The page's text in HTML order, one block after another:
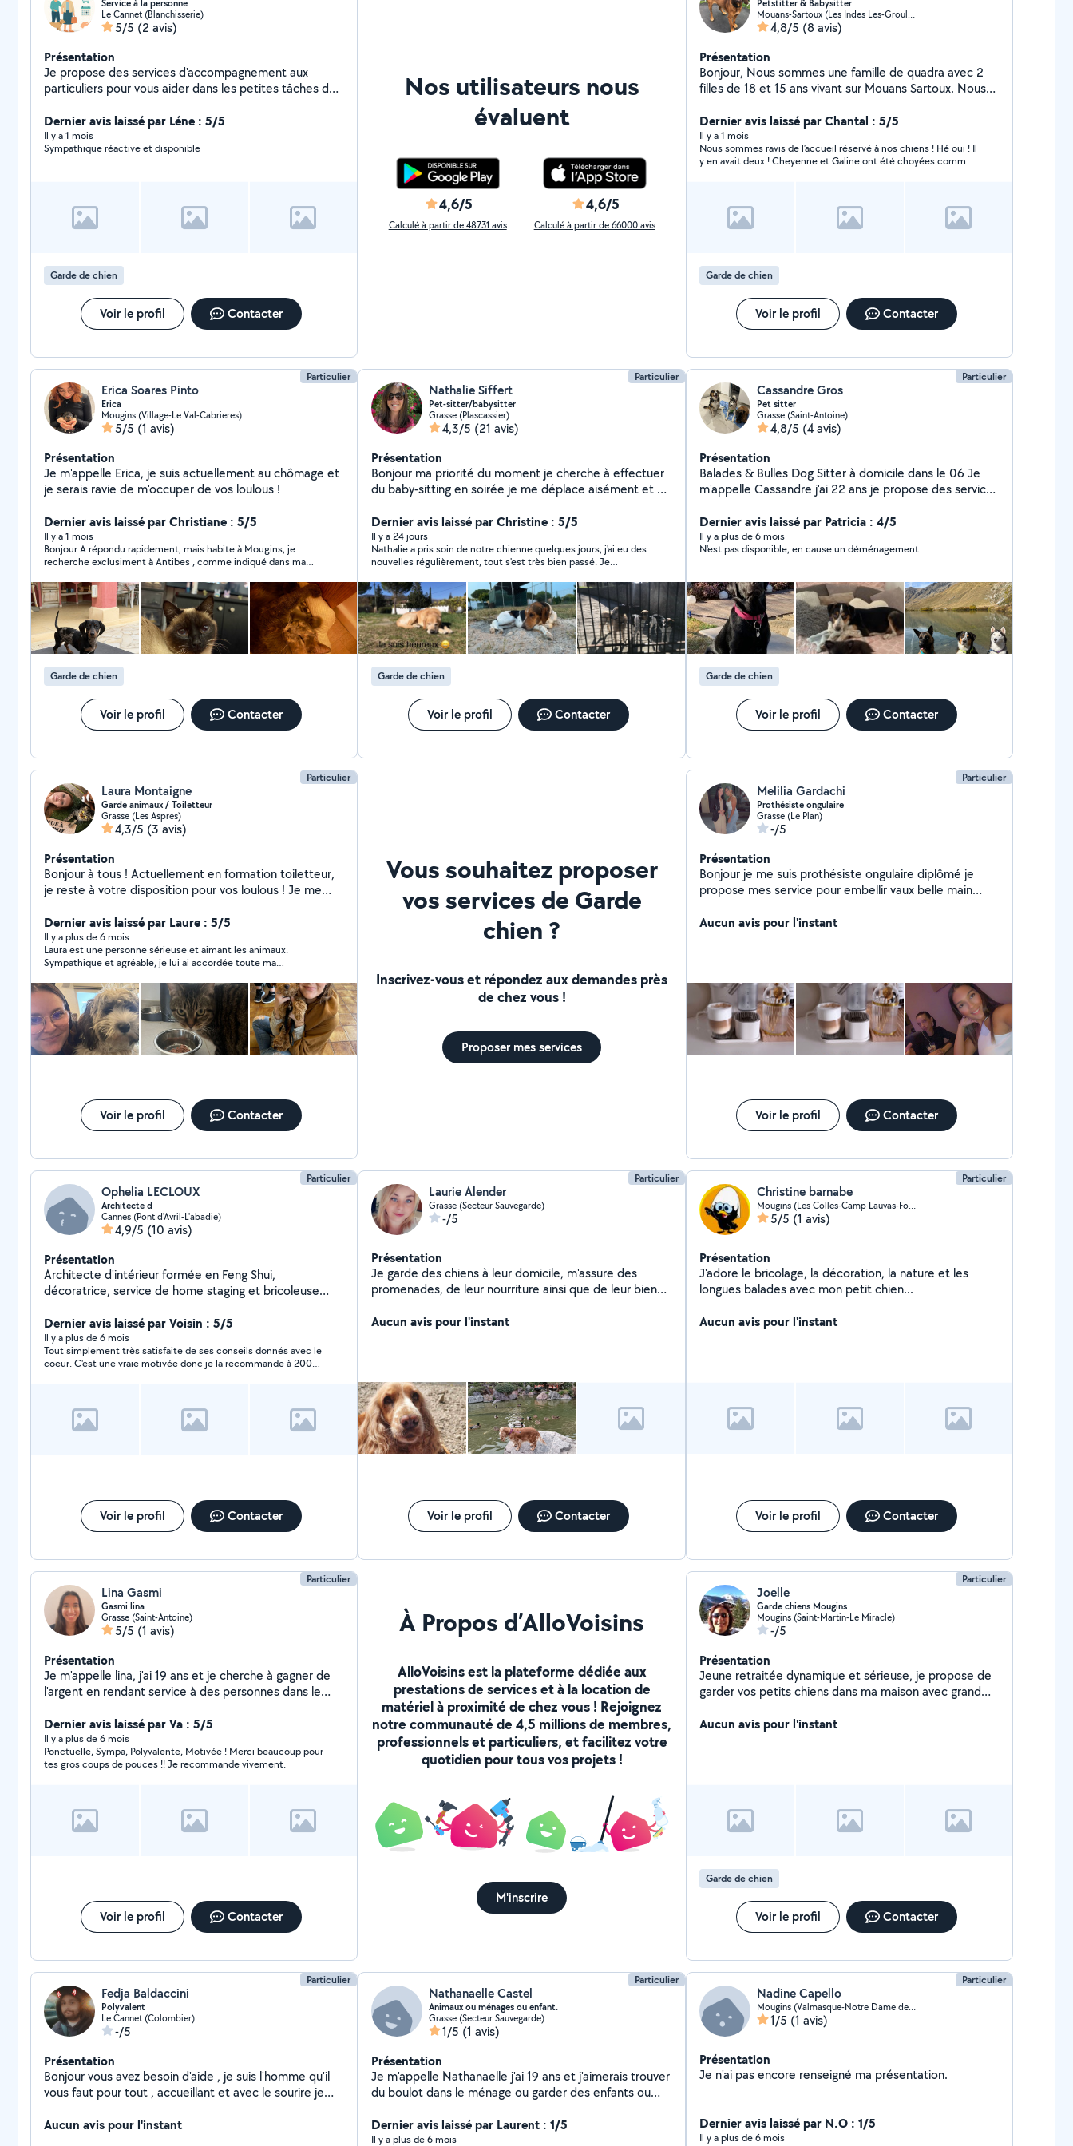
Service à la personne
Le Cannet (Blanchisserie)
5/5 (2 avis)
Présentation
Je propose des services d'accompagnement aux
particuliers pour vous aider dans les petites tâches du
d'animaux Accompagnement aux rendez-vous
médicaux Courses et petites commissions Soutien
dans les démarches administratives N'hésitez pas à me
Dernier avis laissé par Léne : 5/5
Il y a 1 mois
Sympathique réactive et disponible
Garde de chien
Voir le profil Contacter
Nos utilisateurs nous
évaluent
4,6/5
Calculé à partir de 48731 avis
4,6/5
Calculé à partir de 66000 avis
Petstitter & Babysitter
Mouans-Sartoux (Les Indes Les-Groulles)
4,8/5 (8 avis)
Présentation
Bonjour, Nous sommes une famille de quadra avec 2
filles de 18 et 15 ans vivant sur Mouans Sartoux. Nous
maison avec jardin clôturé et pouvons proposer nos
services de pet sitter à domicile. Ma grand fille de 18
ans, peut également garder vos enfants le soir ou
weekend, elle a le BAFA petit enfance et travaille dans
Dernier avis laissé par Chantal : 5/5
Il y a 1 mois
Nous sommes ravis de l’accueil réservé à nos chiens ! Hé oui ! Il
y en avait deux ! Cheyenne et Galine ont été choyées comme
Garde de chien
Voir le profil Contacter
Particulier
Erica Soares Pinto
Erica
Mougins (Village-Le Val-Cabrieres)
5/5 (1 avis)
Présentation
Je m'appelle Erica, je suis actuellement au chômage et
je serais ravie de m'occuper de vos loulous !
Dernier avis laissé par Christiane : 5/5
Il y a 1 mois
Bonjour A répondu rapidement, mais habite à Mougins, je
recherche exclusiment à Antibes , comme indiqué dans ma
Garde de chien
Voir le profil Contacter
Particulier
Nathalie Siffert
Pet-sitter/babysitter
Grasse (Plascassier)
4,3/5 (21 avis)
Présentation
Bonjour ma priorité du moment je cherche à effectuer
du baby-sitting en soirée je me déplace aisément et du
passée (nourriture non comprise) avec grand terrain
sécurisé de 1500 m2 et chenil de 20 m2 balade
assurée, vous partez tranquille et je vous envoie des
photos et vidéos de votre compagnon pendant son
séjour ! pas abonnée premier ici donc il est possible
que je ne puisse pas vous répondre et par moment le
site bloque Personne dynamique ponctuelle aimant le
travail bien fait et cherchant à rendre service avant
tout dans l'intérêt de chacun ménage, repassage dom.,
pet-sitting, jardinage, baby-sitting ... CESU et code
NAN ok
Dernier avis laissé par Christine : 5/5
Il y a 24 jours
Nathalie a pris soin de notre chienne quelques jours, j'ai eu des
nouvelles régulièrement, tout s'est très bien passé. Je
Garde de chien
Voir le profil Contacter
Particulier
Cassandre Gros
Pet sitter
Grasse (Saint-Antoine)
4,8/5 (4 avis)
Présentation
Balades & Bulles Dog Sitter à domicile dans le 06 Je
m'appelle Cassandre j'ai 22 ans je propose des services
directement à votre domicile, avec sérieux et
bienveillance. Mon objectif : offrir à votre compagnon
un environnement sécurisé, adapté et agréable en
Balades avec prise en charge chez vous Sorties nature
et randonnées Forfaits personnalisés selon les besoins
de votre chien . Visite pour chat Je me déplace dans
tout le département des Alpes-Maritimes. N'hésitez
pas à me solliciter pour toute demande d'information
ou pour établir un devis personnalisé. Votre chien est
entre de bonnes mains.
Dernier avis laissé par Patricia : 4/5
Il y a plus de 6 mois
N'est pas disponible, en cause un déménagement
Garde de chien
Voir le profil Contacter
Particulier
Laura Montaigne
Garde animaux / Toiletteur
Grasse (Les Aspres)
4,3/5 (3 avis)
Présentation
Bonjour à tous ! Actuellement en formation toiletteur,
je reste à votre disposition pour vos loulous ! Je me
pendant vos absences !
Dernier avis laissé par Laure : 5/5
Il y a plus de 6 mois
Laura est une personne sérieuse et aimant les animaux.
Sympathique et agréable, je lui ai accordée toute ma
conseille vivement !
Voir le profil Contacter
Vous souhaitez proposer
vos services de Garde
chien ?
Inscrivez-vous et répondez aux demandes près
de chez vous !
Proposer mes services
Particulier
Melilia Gardachi
Prothésiste ongulaire
Grasse (Le Plan)
-/5
Présentation
Bonjour je me suis prothésiste ongulaire diplômé je
propose mes service pour embellir vaux belle main
Aucun avis pour l'instant
Voir le profil Contacter
Particulier
Ophelia LECLOUX
Architecte d
Cannes (Pont d'Avril-L'abadie)
4,9/5 (10 avis)
Présentation
Architecte d'intérieur formée en Feng Shui,
décoratrice, service de home staging et bricoleuse
également formée en Naturopathie et communication
animale, j'ai été Bénévole pour la SPA.
Dernier avis laissé par Voisin : 5/5
Il y a plus de 6 mois
Tout simplement très satisfaite de ses conseils donnés avec le
coeur. C'est une vraie motivée donc je la recommande à 200%
Voir le profil Contacter
Particulier
Laurie Alender
Grasse (Secteur Sauvegarde)
-/5
Présentation
Je garde des chiens à leur domicile, m'assure des
promenades, de leur nourriture ainsi que de leur bien
Aucun avis pour l'instant
Voir le profil Contacter
Particulier
Christine barnabe
Mougins (Les Colles-Camp Lauvas-Font de l'Orme)
5/5 (1 avis)
Présentation
J'adore le bricolage, la décoration, la nature et les
longues balades avec mon petit chien...
Aucun avis pour l'instant
Voir le profil Contacter
Particulier
Lina Gasmi
Gasmi lina
Grasse (Saint-Antoine)
5/5 (1 avis)
Présentation
Je m'appelle lina, j'ai 19 ans et je cherche à gagner de
l'argent en rendant service à des personnes dans le
actuellement un BTS Gestion de la PME en alternance.
J'ai travaillé pendant deux été consécutifs dans un
camping pour nettoyer les mobiles home. J'ai pue donc
acquérir de l'expérience dans ce domaine. J'ai aussi
domaine comme la restauration et l'accueil des
personnes. J'ai une petite base d'anglais et je m'adapte
Dernier avis laissé par Va : 5/5
Il y a plus de 6 mois
Ponctuelle, Sympa, Polyvalente, Motivée ! Merci beaucoup pour
tes gros coups de pouces !! Je recommande vivement.
Voir le profil Contacter
À Propos d’AlloVoisins
AlloVoisins est la plateforme dédiée aux
prestations de services et à la location de
matériel à proximité de chez vous ! Rejoignez
notre communauté de 4,5 millions de membres,
professionnels et particuliers, et facilitez votre
quotidien pour tous vos projets !
M'inscrire
Particulier
Joelle
Garde chiens Mougins
Mougins (Saint-Martin-Le Miracle)
-/5
Présentation
Jeune retraitée dynamique et sérieuse, je propose de
garder vos petits chiens dans ma maison avec grand
forêt et m'en occuper comme de mon propre animal.
Aucun avis pour l'instant
Garde de chien
Voir le profil Contacter
Particulier
Fedja Baldaccini
Polyvalent
Le Cannet (Colombier)
-/5
Présentation
Bonjour vous avez besoin d'aide , je suis l'homme qu'il
vous faut pour tout , accueillant et avec le sourire je
Aucun avis pour l'instant
Particulier
Nathanaelle Castel
Animaux ou ménages ou enfant.
Grasse (Secteur Sauvegarde)
1/5 (1 avis)
Présentation
Je m'appelle Nathanaelle j'ai 19 ans et j'aimerais trouver
du boulot dans le ménage ou garder des enfants ou
sérieuse et très ponctuel.
Dernier avis laissé par Laurent : 1/5
Il y a plus de 6 mois
Particulier
Nadine Capello
Mougins (Valmasque-Notre Dame de Vie)
1/5 (1 avis)
Présentation
Je n'ai pas encore renseigné ma présentation.
Dernier avis laissé par N.O : 1/5
Il y a plus de 6 mois